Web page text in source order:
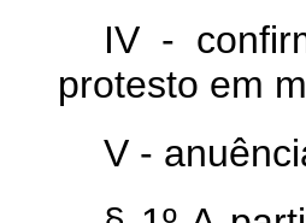
IV -
protesto em
V -